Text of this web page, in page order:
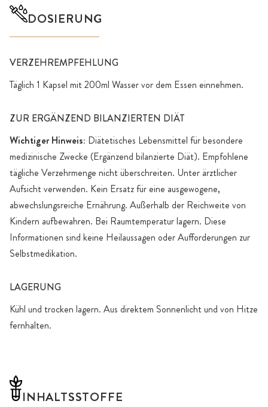
DOSIERUNG
VERZEHREMPFEHLUNG
Täglich 1 Kapsel mit 200ml Wasser vor dem Essen einnehmen.
ZUR ERGÄNZEND BILANZIERTEN DIÄT
Wichtiger Hinweis: Diätetisches Lebensmittel für besondere
medizinische Zwecke (Ergänzend bilanzierte Diät). Empfohlene
tägliche Verzehrmenge nicht überschreiten. Unter ärztlicher
Aufsicht verwenden. Kein Ersatz für eine ausgewogene,
abwechslungsreiche Ernährung. Außerhalb der Reichweite von
Kindern aufbewahren. Bei Raumtemperatur lagern. Diese
Informationen sind keine Heilaussagen oder Aufforderungen zur
Selbstmedikation.
LAGERUNG
Kühl und trocken lagern. Aus direktem Sonnenlicht und von Hitze
fernhalten.
INHALTSSTOFFE